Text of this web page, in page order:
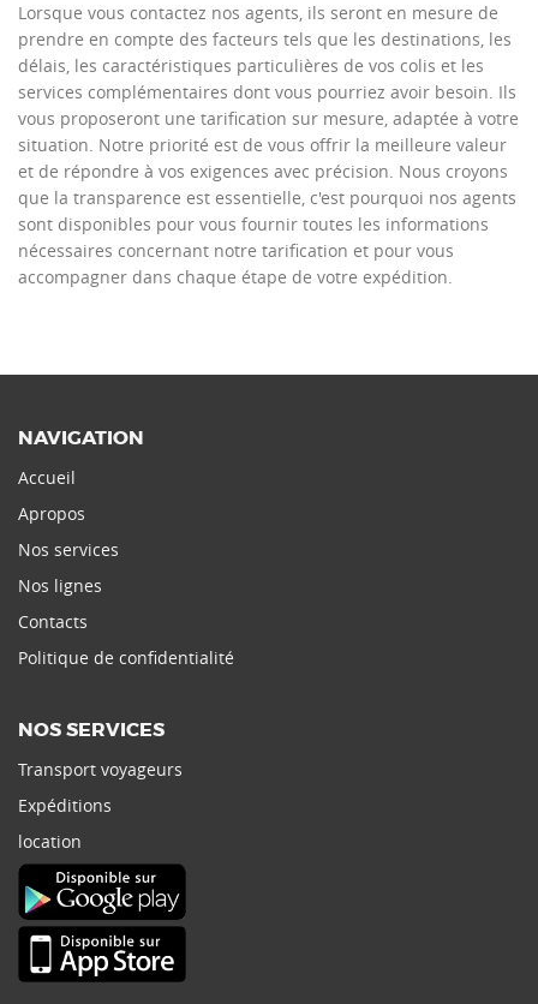
Lorsque vous contactez nos agents, ils seront en mesure de
prendre en compte des facteurs tels que les destinations, les
délais, les caractéristiques particulières de vos colis et les
services complémentaires dont vous pourriez avoir besoin. Ils
vous proposeront une tarification sur mesure, adaptée à votre
situation. Notre priorité est de vous offrir la meilleure valeur
et de répondre à vos exigences avec précision. Nous croyons
que la transparence est essentielle, c'est pourquoi nos agents
sont disponibles pour vous fournir toutes les informations
nécessaires concernant notre tarification et pour vous
accompagner dans chaque étape de votre expédition.
NAVIGATION
Accueil
Apropos
Nos services
Nos lignes
Contacts
Politique de confidentialité
NOS SERVICES
Transport voyageurs
Expéditions
location